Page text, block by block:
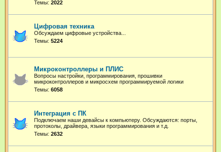
Темы: 2022
Цифровая техника
Обсуждаем цифровые устройства...
Темы: 5224
Микроконтроллеры и ПЛИС
Вопросы настройки, программирования, прошивки
микроконтроллеров и микросхем программируемой логики
Темы: 6058
Интеграция с ПК
Подключаем наши девайсы к компьютеру. Обсуждаются: порты,
протоколы, драйвера, языки программирования и т.д.
Темы: 2632